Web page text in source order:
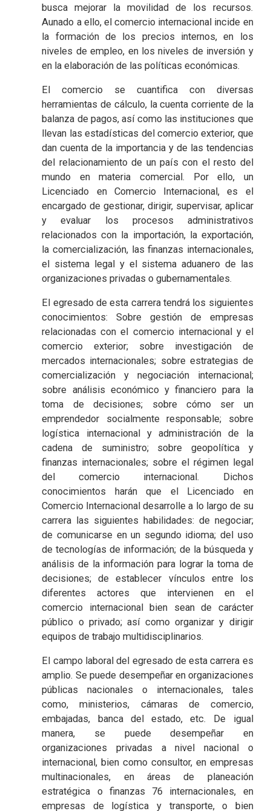
busca mejorar la movilidad de los recursos.
Aunado a ello, el comercio internacional incide en
la formación de los precios internos, en los
niveles de empleo, en los niveles de inversión y
en la elaboración de las políticas económicas.
El comercio se cuantifica con diversas
herramientas de cálculo, la cuenta corriente de la
balanza de pagos, así como las instituciones que
llevan las estadísticas del comercio exterior, que
dan cuenta de la importancia y de las tendencias
del relacionamiento de un país con el resto del
mundo en materia comercial. Por ello, un
Licenciado en Comercio Internacional, es el
encargado de gestionar, dirigir, supervisar, aplicar
y evaluar los procesos administrativos
relacionados con la importación, la exportación,
la comercialización, las finanzas internacionales,
el sistema legal y el sistema aduanero de las
organizaciones privadas o gubernamentales.
El egresado de esta carrera tendrá los siguientes
conocimientos: Sobre gestión de empresas
relacionadas con el comercio internacional y el
comercio exterior; sobre investigación de
mercados internacionales; sobre estrategias de
comercialización y negociación internacional;
sobre análisis económico y financiero para la
toma de decisiones; sobre cómo ser un
emprendedor socialmente responsable; sobre
logística internacional y administración de la
cadena de suministro; sobre geopolítica y
finanzas internacionales; sobre el régimen legal
del comercio internacional. Dichos
conocimientos harán que el Licenciado en
Comercio Internacional desarrolle a lo largo de su
carrera las siguientes habilidades: de negociar;
de comunicarse en un segundo idioma; del uso
de tecnologías de información; de la búsqueda y
análisis de la información para lograr la toma de
decisiones; de establecer vínculos entre los
diferentes actores que intervienen en el
comercio internacional bien sean de carácter
público o privado; así como organizar y dirigir
equipos de trabajo multidisciplinarios.
El campo laboral del egresado de esta carrera es
amplio. Se puede desempeñar en organizaciones
públicas nacionales o internacionales, tales
como, ministerios, cámaras de comercio,
embajadas, banca del estado, etc. De igual
manera, se puede desempeñar en
organizaciones privadas a nivel nacional o
internacional, bien como consultor, en empresas
multinacionales, en áreas de planeación
estratégica o finanzas 76 internacionales, en
empresas de logística y transporte, o bien